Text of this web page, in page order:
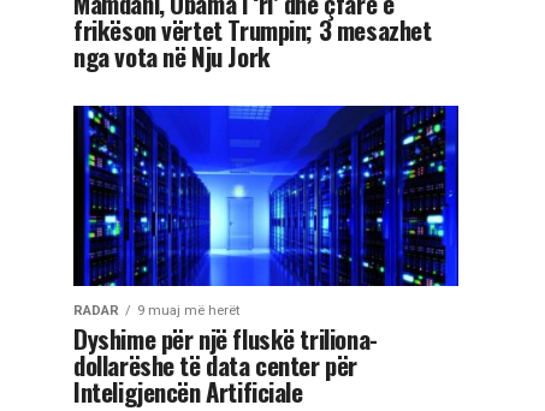
frikëson vërtet Trumpin; 3 mesazhet
nga vota në Nju Jork
RADAR 9 muaj më herët
Dyshime për një fluskë triliona-
dollarëshe të data center për
Inteligjencën Artificiale